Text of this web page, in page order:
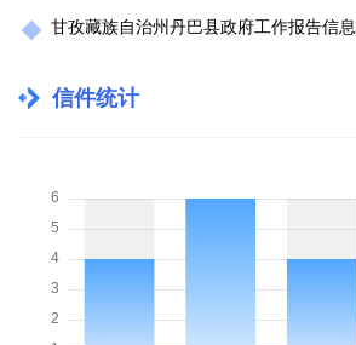
甘孜藏族自治州丹巴县政府工作报告信息
信件统计